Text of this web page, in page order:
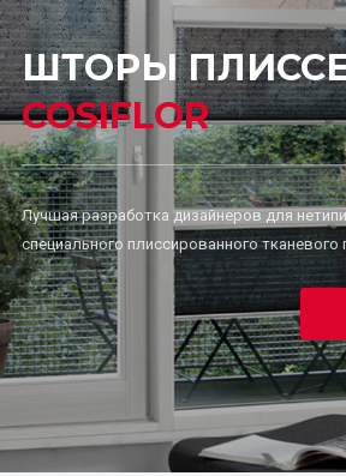
ШТОРЫ
COSIFLOR
Лучшая разработка дизайнеров для
специального плиссированного тканевого